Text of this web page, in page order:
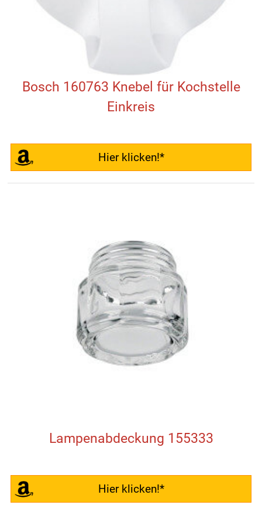
Bosch 160763 Knebel für Kochstelle
Einkreis
Hier klicken!*
Lampenabdeckung 155333
Hier klicken!*